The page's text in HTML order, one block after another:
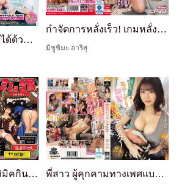
เย็ดไม่จำกัดกับใครก็ได้ด้วยค่าธรรมเนียมคงที่! ฉบับศาลากลาง หากคุณจ่ายค่าธรรมเนียมรายเดือนคงที่เป็นภาษีให้กับศาลากลางนั้น คุณสามารถเย็ดได้ไม่จำกัดกับพนักงานศาลากลางคนใดก็ได้!
กำจัดการหลั่งเร็ว! เกมหลั่งฉับพลัน - แม้แต่หนุ่ม M ที่หลั่งเร็วก็ถูกนักแสดงสาวฝีมือเทพ 'Alice Oto' กลับมาจีบ!! ถ้าคุณทนเทคนิคอันชำนาญของเธอได้... พิเศษด้วยการหลั่งต่อเนื่องผ่านการกระแทกก้นด้วยลูกสูบที่รับประกันการระเบิดมากขึ้น
มิซูชิมะ อาริสุ
มิมิคบัตต์: สาวที่ถูกมิมิคกินแต่ก้นโผล่เต็มๆ ถูกเย็ดจากด้านหลังแบบไม่ใส่ถุงไม่จำกัดแตกใน! พี่สาว ผู้คุกคามทางเพศแบบย้อนกลับเป็นนิสัย เป็นสัตว์ประหลาดแห่งความใคร่ที่ตื่นเต้นได้เฉพาะจากการมีเซ็กส์ที่ทำงาน มิยู โอโทริ